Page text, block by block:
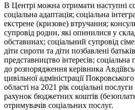
В Центрі можна отримати наступні
соціальна адаптація; соціальна
екстрене (кризове) втручання;
супровід родин, які опинилися у
обставинах; соціальний супровід
діти сироти та діти позбавлені
представництво інтересів;
до розпорядження керівника
цивільної адміністрації
області на 2021 рік соціальні
рахунок бюджетних коштів
отримувачів соціальних послуг.